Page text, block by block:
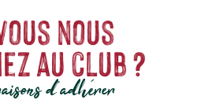
nous
au club ?
d'adhérer